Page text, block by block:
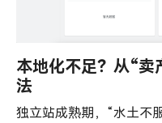
本地化不足？从“卖
法
独立站成熟期，“水土不